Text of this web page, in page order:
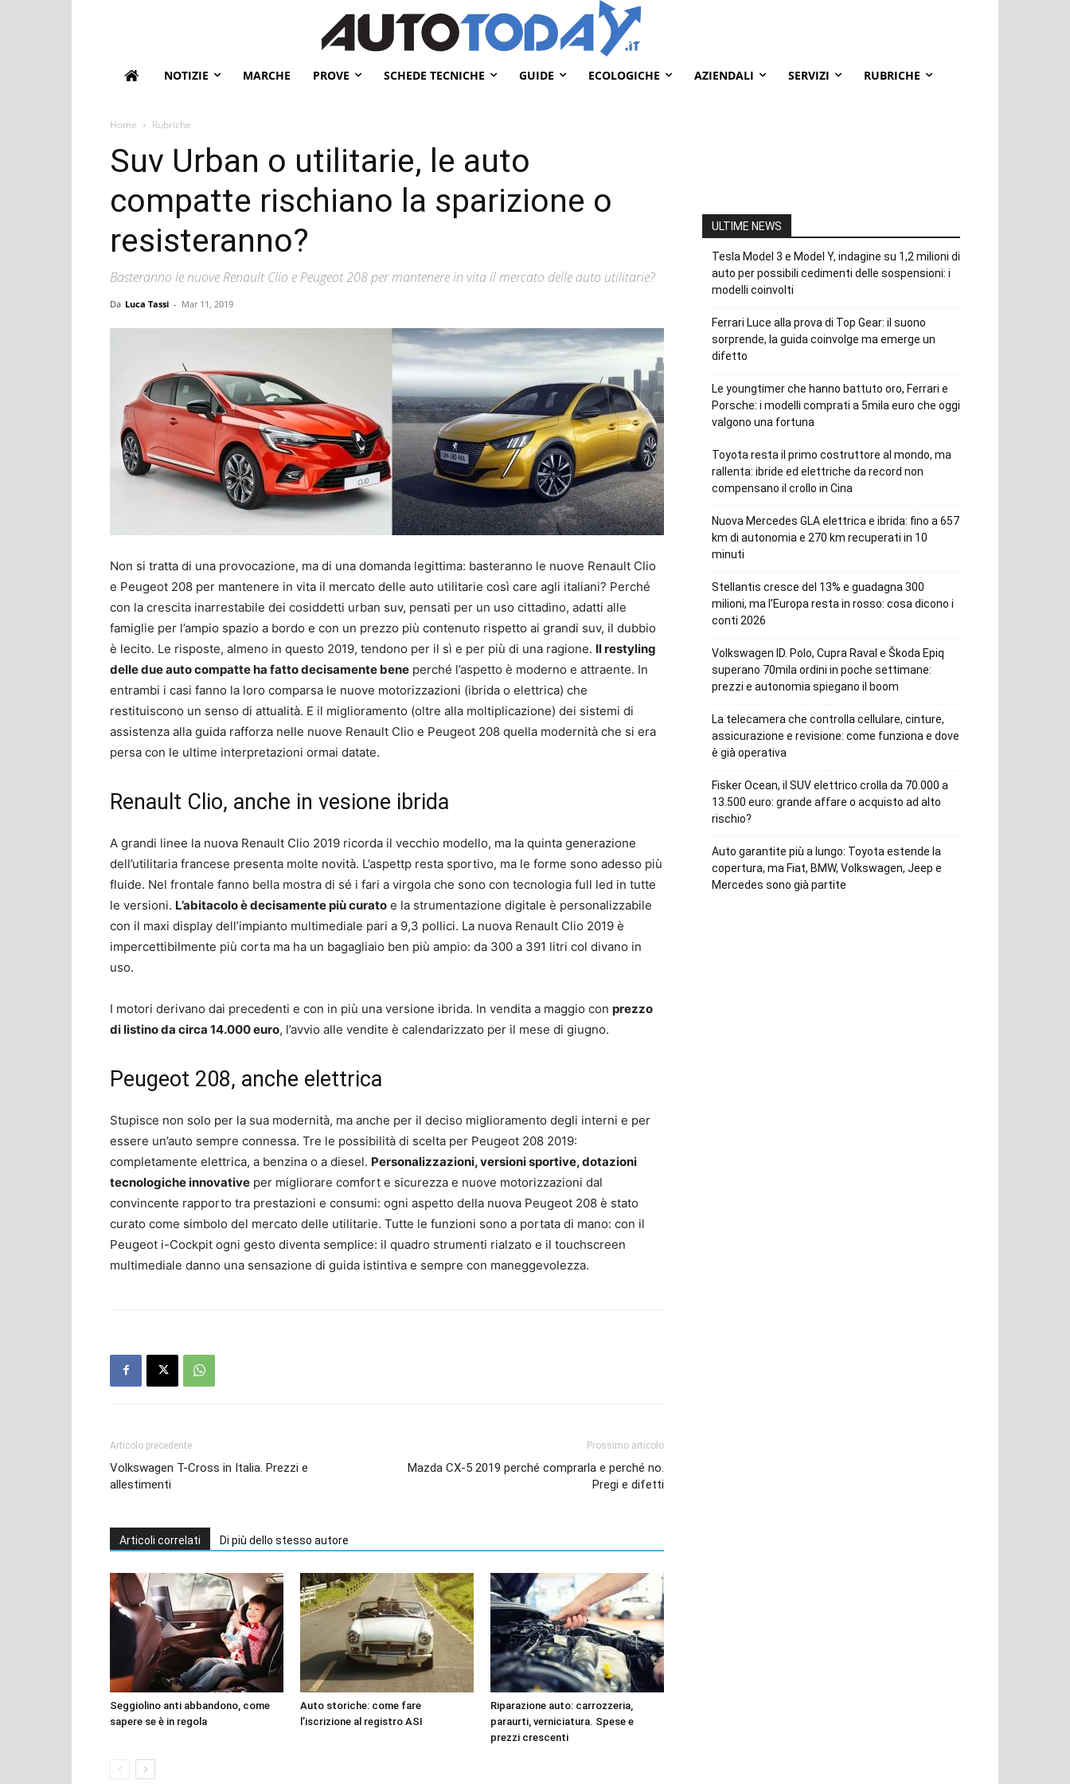
NOTIZIE MARCHE PROVE SCHEDE TECNICHE GUIDE ECOLOGICHE AZIENDALI SERVIZI RUBRICHE
Home Rubriche
Suv Urban o utilitarie, le auto
compatte rischiano la sparizione o
resisteranno?
Basteranno le nuove Renault Clio e Peugeot 208 per mantenere in vita il mercato delle auto utilitarie?
Da Luca Tassi - Mar 11, 2019
Non si tratta di una provocazione, ma di una domanda legittima: basteranno le nuove Renault Clio
e Peugeot 208 per mantenere in vita il mercato delle auto utilitarie così care agli italiani? Perché
con la crescita inarrestabile dei cosiddetti urban suv, pensati per un uso cittadino, adatti alle
famiglie per l’ampio spazio a bordo e con un prezzo più contenuto rispetto ai grandi suv, il dubbio
è lecito. Le risposte, almeno in questo 2019, tendono per il sì e per più di una ragione. Il restyling
delle due auto compatte ha fatto decisamente bene perché l’aspetto è moderno e attraente. In
entrambi i casi fanno la loro comparsa le nuove motorizzazioni (ibrida o elettrica) che
restituiscono un senso di attualità. E il miglioramento (oltre alla moltiplicazione) dei sistemi di
assistenza alla guida rafforza nelle nuove Renault Clio e Peugeot 208 quella modernità che si era
persa con le ultime interpretazioni ormai datate.
Renault Clio, anche in vesione ibrida
A grandi linee la nuova Renault Clio 2019 ricorda il vecchio modello, ma la quinta generazione
dell’utilitaria francese presenta molte novità. L’aspettp resta sportivo, ma le forme sono adesso più
fluide. Nel frontale fanno bella mostra di sé i fari a virgola che sono con tecnologia full led in tutte
le versioni. L’abitacolo è decisamente più curato e la strumentazione digitale è personalizzabile
con il maxi display dell’impianto multimediale pari a 9,3 pollici. La nuova Renault Clio 2019 è
impercettibilmente più corta ma ha un bagagliaio ben più ampio: da 300 a 391 litri col divano in
uso.
I motori derivano dai precedenti e con in più una versione ibrida. In vendita a maggio con prezzo
di listino da circa 14.000 euro, l’avvio alle vendite è calendarizzato per il mese di giugno.
Peugeot 208, anche elettrica
Stupisce non solo per la sua modernità, ma anche per il deciso miglioramento degli interni e per
essere un’auto sempre connessa. Tre le possibilità di scelta per Peugeot 208 2019:
completamente elettrica, a benzina o a diesel. Personalizzazioni, versioni sportive, dotazioni
tecnologiche innovative per migliorare comfort e sicurezza e nuove motorizzazioni dal
convincente rapporto tra prestazioni e consumi: ogni aspetto della nuova Peugeot 208 è stato
curato come simbolo del mercato delle utilitarie. Tutte le funzioni sono a portata di mano: con il
Peugeot i-Cockpit ogni gesto diventa semplice: il quadro strumenti rialzato e il touchscreen
multimediale danno una sensazione di guida istintiva e sempre con maneggevolezza.
Articolo precedente
Volkswagen T-Cross in Italia. Prezzi e
allestimenti
Prossimo articolo
Mazda CX-5 2019 perché comprarla e perché no.
Pregi e difetti
Articoli correlati Di più dello stesso autore
Seggiolino anti abbandono, come
sapere se è in regola
Auto storiche: come fare
l’iscrizione al registro ASI
Riparazione auto: carrozzeria,
paraurti, verniciatura. Spese e
prezzi crescenti
ULTIME NEWS
Tesla Model 3 e Model Y, indagine su 1,2 milioni di
auto per possibili cedimenti delle sospensioni: i
modelli coinvolti
Ferrari Luce alla prova di Top Gear: il suono
sorprende, la guida coinvolge ma emerge un
difetto
Le youngtimer che hanno battuto oro, Ferrari e
Porsche: i modelli comprati a 5mila euro che oggi
valgono una fortuna
Toyota resta il primo costruttore al mondo, ma
rallenta: ibride ed elettriche da record non
compensano il crollo in Cina
Nuova Mercedes GLA elettrica e ibrida: fino a 657
km di autonomia e 270 km recuperati in 10
minuti
Stellantis cresce del 13% e guadagna 300
milioni, ma l’Europa resta in rosso: cosa dicono i
conti 2026
Volkswagen ID. Polo, Cupra Raval e Škoda Epiq
superano 70mila ordini in poche settimane:
prezzi e autonomia spiegano il boom
La telecamera che controlla cellulare, cinture,
assicurazione e revisione: come funziona e dove
è già operativa
Fisker Ocean, il SUV elettrico crolla da 70.000 a
13.500 euro: grande affare o acquisto ad alto
rischio?
Auto garantite più a lungo: Toyota estende la
copertura, ma Fiat, BMW, Volkswagen, Jeep e
Mercedes sono già partite